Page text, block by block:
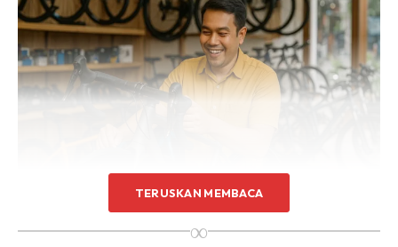
TERUSKAN MEMBACA
∞